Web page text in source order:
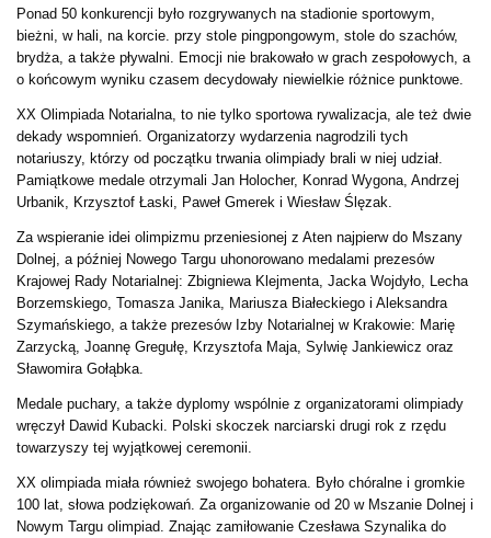
Ponad 50 konkurencji było rozgrywanych na stadionie sportowym,
bieżni, w hali, na korcie. przy stole pingpongowym, stole do szachów,
brydża, a także pływalni. Emocji nie brakowało w grach zespołowych, a
o końcowym wyniku czasem decydowały niewielkie różnice punktowe.
XX Olimpiada Notarialna, to nie tylko sportowa rywalizacja, ale też dwie
dekady wspomnień. Organizatorzy wydarzenia nagrodzili tych
notariuszy, którzy od początku trwania olimpiady brali w niej udział.
Pamiątkowe medale otrzymali Jan Holocher, Konrad Wygona, Andrzej
Urbanik, Krzysztof Łaski, Paweł Gmerek i Wiesław Ślęzak.
Za wspieranie idei olimpizmu przeniesionej z Aten najpierw do Mszany
Dolnej, a później Nowego Targu uhonorowano medalami prezesów
Krajowej Rady Notarialnej: Zbigniewa Klejmenta, Jacka Wojdyło, Lecha
Borzemskiego, Tomasza Janika, Mariusza Białeckiego i Aleksandra
Szymańskiego, a także prezesów Izby Notarialnej w Krakowie: Marię
Zarzycką, Joannę Gregułę, Krzysztofa Maja, Sylwię Jankiewicz oraz
Sławomira Gołąbka.
Medale puchary, a także dyplomy wspólnie z organizatorami olimpiady
wręczył Dawid Kubacki. Polski skoczek narciarski drugi rok z rzędu
towarzyszy tej wyjątkowej ceremonii.
XX olimpiada miała również swojego bohatera. Było chóralne i gromkie
100 lat, słowa podziękowań. Za organizowanie od 20 w Mszanie Dolnej i
Nowym Targu olimpiad. Znając zamiłowanie Czesława Szynalika do